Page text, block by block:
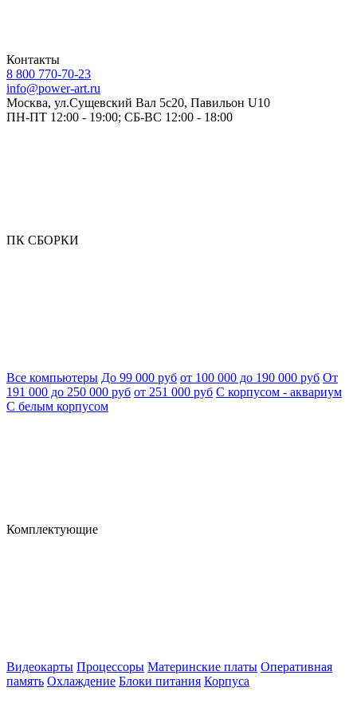
Контакты
8 800 770-70-23
info@power-art.ru
Москва, ул.Сущевский Вал 5с20, Павильон U10
ПН-ПТ 12:00 - 19:00; СБ-ВС 12:00 - 18:00
ПК СБОРКИ
Все компьютеры До 99 000 руб от 100 000 до 190 000 руб От
191 000 до 250 000 руб от 251 000 руб С корпусом - аквариум
С белым корпусом
Комплектующие
Видеокарты Процессоры Материнские платы Оперативная
память Охлаждение Блоки питания Корпуса